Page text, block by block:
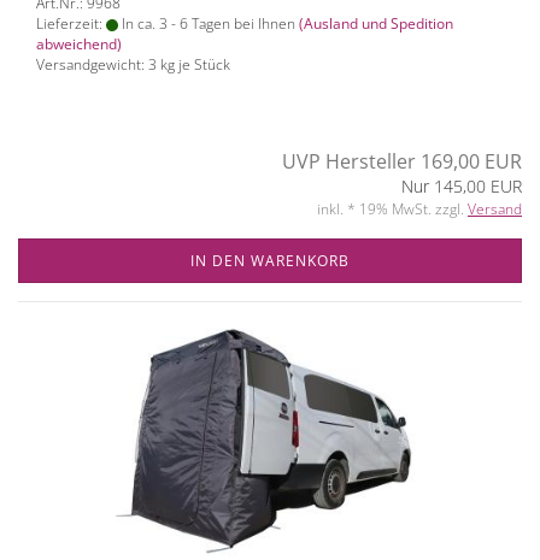
Lieferzeit:
In ca. 3 - 6 Tagen bei Ihnen (Ausland und Spedition
abweichend)
Versandgewicht: 3 kg je Stück
UVP Hersteller 169,00 EUR
Nur 145,00 EUR
inkl. * 19% MwSt. zzgl. Versand
IN DEN WARENKORB